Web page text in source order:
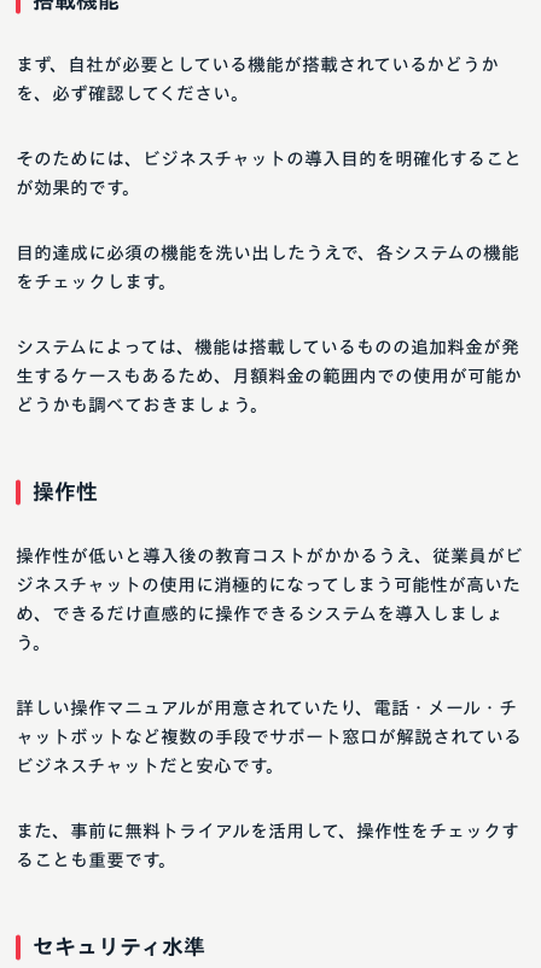
まず、自社が必要としている機能が搭載されているかどうか
を、必ず確認してください。
そのためには、ビジネスチャットの導入目的を明確化すること
が効果的です。
目的達成に必須の機能を洗い出したうえで、各システムの機能
をチェックします。
システムによっては、機能は搭載しているものの追加料金が発
生するケースもあるため、月額料金の範囲内での使用が可能か
どうかも調べておきましょう。
操作性
操作性が低いと導入後の教育コストがかかるうえ、従業員がビ
ジネスチャットの使用に消極的になってしまう可能性が高いた
め、できるだけ直感的に操作できるシステムを導入しましょ
う。
詳しい操作マニュアルが用意されていたり、電話・メール・チ
ャットボットなど複数の手段でサポート窓口が解説されている
ビジネスチャットだと安心です。
また、事前に無料トライアルを活用して、操作性をチェックす
ることも重要です。
セキュリティ水準